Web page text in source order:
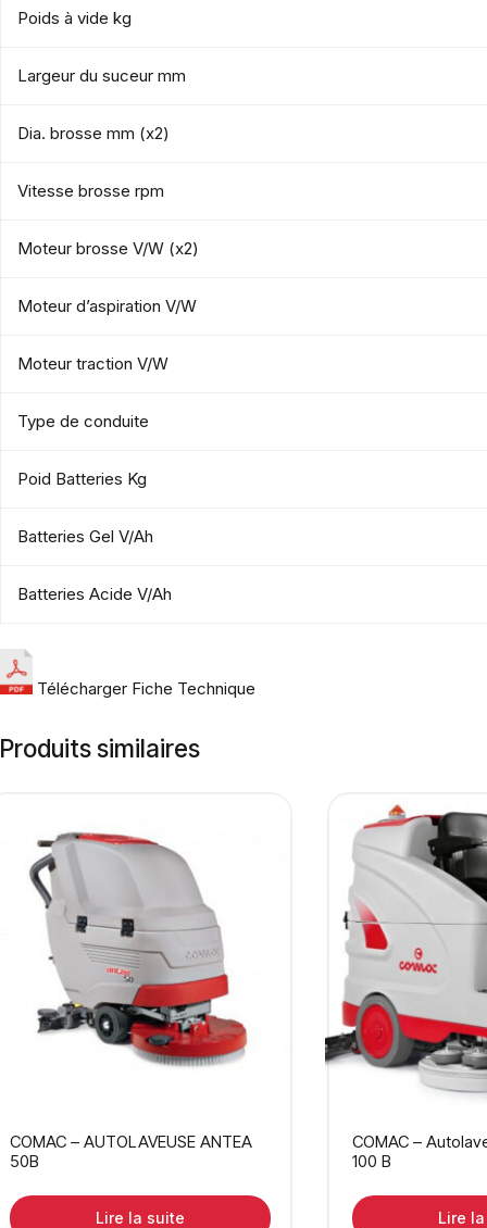
Poids à vide kg
Largeur du suceur mm
Dia. brosse mm (x2)
Vitesse brosse rpm
Moteur brosse V/W (x2)
Moteur d’aspiration V/W
Moteur traction V/W
Type de conduite
Poid Batteries Kg
Batteries Gel V/Ah
Batteries Acide V/Ah
Télécharger Fiche Technique
Produits similaires
COMAC – AUTOLAVEUSE ANTEA
50B
Lire la suite
COMAC –
100 B
Lire